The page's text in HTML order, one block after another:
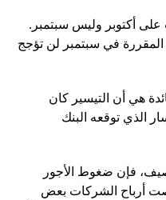
أكتوبر وليس سبتمبر.
المقررة في سبتمبر لن تؤجج
هي أن التيسير كان
الذي توقعه البنك
فإن ضغوط الأجور
أرباح الشركات بعض